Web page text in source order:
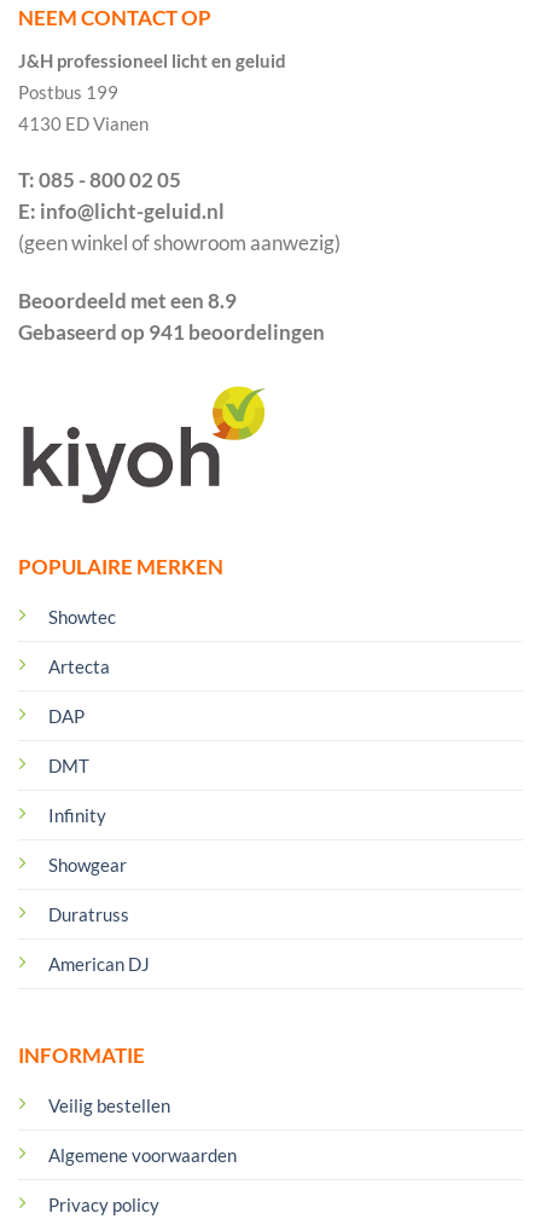
POPULAIRE MERKEN
Showtec
Artecta
DAP
DMT
Infinity
Showgear
Duratruss
American DJ
INFORMATIE
Veilig bestellen
Algemene voorwaarden
Privacy policy
NEEM CONTACT OP
J&H professioneel licht en geluid
Postbus 199
4130 ED Vianen
T: 085 - 800 02 05
E: info@licht-geluid.nl
(geen winkel of showroom aanwezig)
Beoordeeld met een 8.9
Gebaseerd op 941 beoordelingen